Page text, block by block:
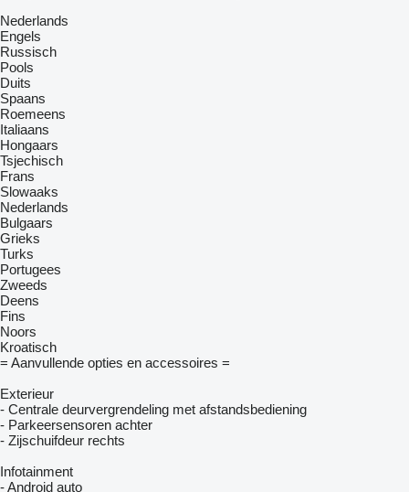
Nederlands
Engels
Russisch
Pools
Duits
Spaans
Roemeens
Italiaans
Hongaars
Tsjechisch
Frans
Slowaaks
Nederlands
Bulgaars
Grieks
Turks
Portugees
Zweeds
Deens
Fins
Noors
Kroatisch
= Aanvullende opties en accessoires =
Exterieur
- Centrale deurvergrendeling met afstandsbediening
- Parkeersensoren achter
- Zijschuifdeur rechts
Infotainment
- Android auto